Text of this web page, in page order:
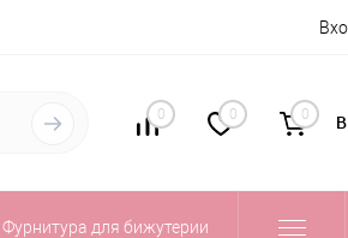
0 0 0
Фурнитура для бижутерии